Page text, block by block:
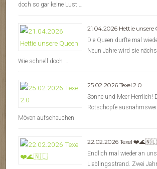
doch so gar keine Lust …
21.04.2026 Hettie unsere
Die Queen durfte mal
Neun Jahre wird sie
Wie schnell doch …
25.02.2026 Texel 2.0
Sonne und Meer Herrlich!
Rotschöpfe
Möven aufscheuchen
22.02.2026 Texel ❤️🌊🇳🇱
Endlich mal wieder an
Lieblingsstrand. Zwei